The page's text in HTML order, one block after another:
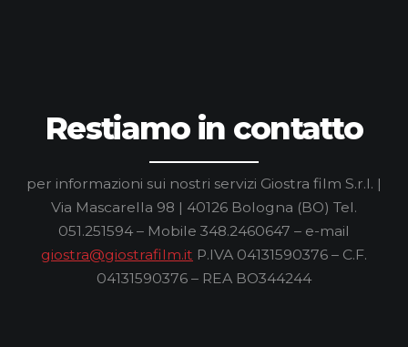
Restiamo in contatto
per informazioni sui nostri servizi Giostra film S.r.l. |
Via Mascarella 98 | 40126 Bologna (BO) Tel.
051.251594 – Mobile 348.2460647 – e-mail
giostra@giostrafilm.it P.IVA 04131590376 – C.F.
04131590376 – REA BO344244